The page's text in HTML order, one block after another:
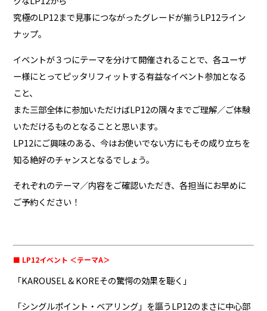
究極のLP12まで見事につながったグレードが揃うLP12ライン
ナップ。
イベントが３つにテーマを分けて開催されることで、各ユーザ
ー様にとってピッタリフィットする有益なイベント参加となる
こと、
また三部全体に参加いただけばLP12の隅々までご理解／ご体験
いただけるものとなることと思います。
LP12にご興味のある、今はお使いでない方にもその成り立ちを
知る絶好のチャンスとなるでしょう。
それぞれのテーマ／内容をご確認いただき、各担当にお早めに
ご予約ください！
■ LP12イベント ＜テーマA＞
「KAROUSEL & KOREその驚愕の効果を聴く」
「シングルポイント・ベアリング」を謳うLP12のまさに中心部